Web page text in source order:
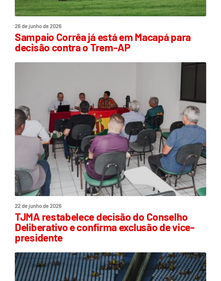
26 de junho de 2026
Sampaio Corrêa já está em Macapá para
decisão contra o Trem-AP
22 de junho de 2026
TJMA restabelece decisão do Conselho
Deliberativo e confirma exclusão de vice-
presidente